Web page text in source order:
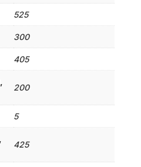
525
300
405
200
5
425